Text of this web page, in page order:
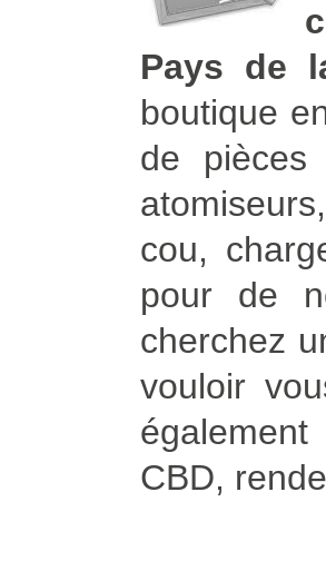
Pays de
boutique
de pièces
cou,
pour de
cherchez
vouloir
CBD,